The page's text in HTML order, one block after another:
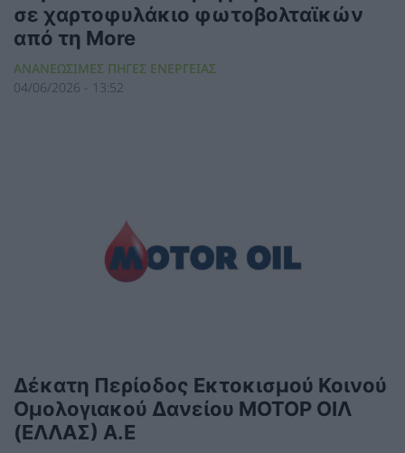
σε χαρτοφυλάκιο φωτοβολταϊκών
από τη More
ΑΝΑΝΕΩΣΙΜΕΣ ΠΗΓΕΣ ΕΝΕΡΓΕΙΑΣ
04/06/2026 - 13:52
Δέκατη Περίοδος Εκτοκισμού Κοινού
Ομολογιακού Δανείου ΜΟΤΟΡ ΟΙΛ
(ΕΛΛΑΣ) Α.Ε